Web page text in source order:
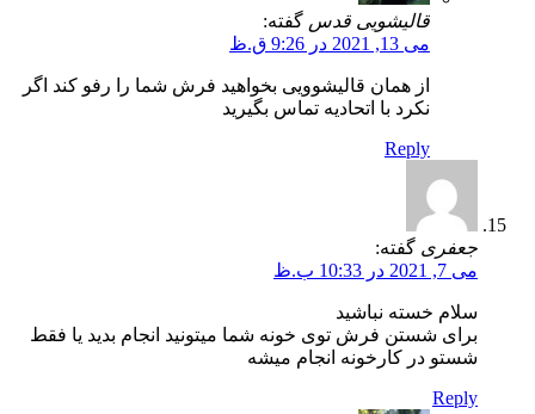
قالیشویی قدس گفته:
می 13, 2021 در 9:26 ق.ظ
از همان قالیشوویی بخواهید فرش شما را رفو کند اگر
نکرد با اتحادیه تماس بگیرید
Reply
جعفری گفته:
می 7, 2021 در 10:33 ب.ظ
سلام خسته نباشید
برای شستن فرش توی خونه شما میتونید انجام بدید یا فقط
شستو در کارخونه انجام میشه
Reply